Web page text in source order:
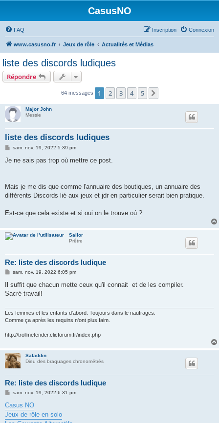
CasusNO
FAQ Connexion
Inscription
www.casusno.fr Jeux de rôle Actualités et Médias
liste des discords ludiques
Répondre
64 messages 1 2 3 4 5
Major John
Messie
liste des discords ludiques
M
s
sam. nov. 19, 2022 5:39 pm
Je ne sais pas trop où mettre ce post.
Mais je me dis que comme l'annuaire des boutiques, un annuaire des
différents Discords lié aux jeux et jdr en particulier serait bien pratique.
Est-ce que cela existe et si oui on le trouve oú ?
Sailor
Prêtre
Re: liste des discords ludique
M
s
a
sam. nov. 19, 2022 6:05 pm
Il suffit que chacun mette ceux qu'il connait et de les compiler.
Sacré travail!
Les femmes et les enfants d'abord. Toujours dans le naufrages.
Comme ça après les requins n'ont plus faim.
http://trollmetender.clicforum.fr/index.php
Saladdin
Dieu des braquages chronométrés
Re: liste des discords ludique
M
s
s
a
g
sam. nov. 19, 2022 6:31 pm
Casus NO
Jeux de rôle en solo